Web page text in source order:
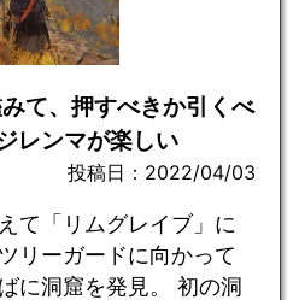
て、押すべきか引くべ
レンマが楽しい
投稿日：2022/04/03
て「リムグレイブ」に
リーガードに向かって
に洞窟を発見。 初の洞